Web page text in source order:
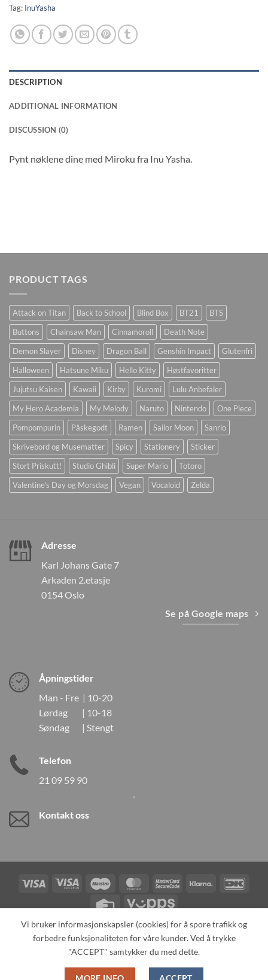
Tag: InuYasha
DESCRIPTION
ADDITIONAL INFORMATION
DISCUSSION (0)
Pynt nøklene dine med Miroku fra Inu Yasha.
PRODUCT TAGS
Attack on Titan Back to School Blind Box BT21
BTS
Buttons
Chainsaw Man Cinnamoroll
Death Note
Demon Slayer
Disney Dragon Ball Genshin Impact
Glutenfri
Halloween
Hatsune Miku Hello Kitty
Høstfavoritter
Jujutsu Kaisen
Kawaii Kirby Kuromi
Lulu Anbefaler
My Hero Academia
My Melody Naruto Nintendo
One Piece
Pompompurin
Påskegodt Ramen Sailor Moon
Sanrio
Skrivebord og Musematter
Spicy Stationery
Sticker
Stort Priskutt!
Studio Ghibli Super Mario
Totoro
Valentine's Day og Morsdag
Vegan Vocaloid Zelda
Adresse
Karl Johans Gate 7
Arkaden 2.etasje
0154 Oslo
Se på Google maps
Åpningstider
Man - Fre | 10-20
Lørdag | 10-18
Søndag | Stengt
Telefon
21 09 59 90
Kontakt oss
Visa
Visa
Maestro MasterCardMasterCardKlarna
Credit
Vipps
TILBAKEKALLINGER KONTAKT OSS
OM OSS
SPESIALBESTILLING
MIN KONTO ALL PRODUCTS
Copyright 2026 ©Neo Tokyo by Neo Tokyo Norway AS -With Love
Vi bruker informasjonskapsler (cookies) for å spore trafikk og
forbedre funksjonaliteten for våre kunder. Ved å trykke
"ACCEPT" samtykker du med dette.
MORE INFO ACCEPT